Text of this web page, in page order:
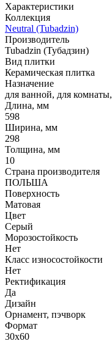
Характеристики
Коллекция
Neutral (Tubadzin)
Производитель
Tubadzin (Тубадзин)
Вид плитки
Керамическая плитка
Назначение
для ванной, для
Длина, мм
598
Ширина, мм
298
Толщина, мм
10
Страна производителя
ПОЛЬША
Поверхность
Матовая
Цвет
Серый
Морозостойкость
Нет
Класс износостойкости
Нет
Ректификация
Да
Дизайн
Орнамент, пэчворк
Формат
30x60